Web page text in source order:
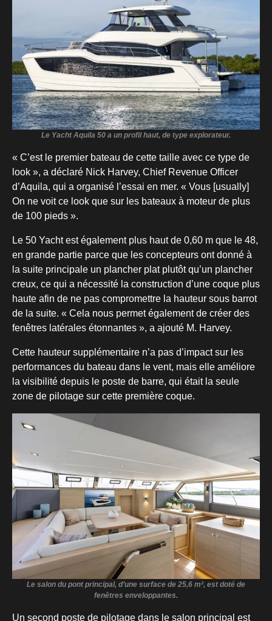
Le Yacht Aquila 50 a un profil haut, de type explorateur.
« C’est le premier bateau de cette taille avec ce type de
look », a déclaré Nick Harvey, Chief Revenue Officer
d’Aquila, qui a organisé l’essai en mer. « Vous [usually]
On ne voit ce look que sur les bateaux à moteur de plus
de 100 pieds ».
Le 50 Yacht est également plus haut de 0,60 m que le 48,
en grande partie parce que les concepteurs ont donné à
la suite principale un plancher plat plutôt qu’un plancher
creux, ce qui a nécessité la construction d’une coque plus
haute afin de ne pas compromettre la hauteur sous barrot
de la suite. « Cela nous permet également de créer des
fenêtres latérales étonnantes », a ajouté M. Harvey.
Cette hauteur supplémentaire n’a pas d’impact sur les
performances du bateau dans le vent, mais elle améliore
la visibilité depuis le poste de barre, qui était la seule
zone de pilotage sur cette première coque.
Le salon du pont principal, d’une surface de 25,6 m², est doté de
fenêtres enveloppantes.
Un second poste de pilotage dans le salon principal est